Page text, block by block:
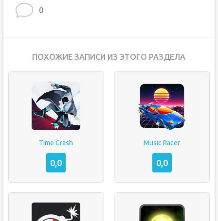
0
ПОХОЖИЕ ЗАПИСИ ИЗ ЭТОГО РАЗДЕЛА
Time Crash
0,0
Music Racer
0,0